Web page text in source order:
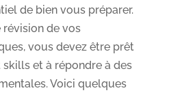
de bien vous préparer.
de vos
vous devez être prêt
et à répondre à des
Voici quelques